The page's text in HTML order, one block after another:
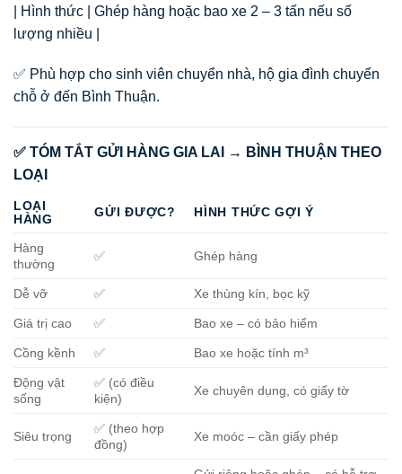
| Hình thức | Ghép hàng hoặc bao xe 2 – 3 tấn nếu số
lượng nhiều |
✅ Phù hợp cho sinh viên chuyển nhà, hộ gia đình chuyển
chỗ ở đến Bình Thuận.
✅ TÓM TẮT GỬI HÀNG GIA LAI → BÌNH THUẬN THEO
LOẠI
LOẠI
HÀNG
GỬI ĐƯỢC? HÌNH THỨC GỢI Ý
Hàng
thường
✅ Ghép hàng
Dễ vỡ ✅ Xe thùng kín, bọc kỹ
Giá trị cao ✅ Bao xe – có bảo hiểm
Cồng kềnh ✅ Bao xe hoặc tính m³
Động vật
sống
✅ (có điều
kiện)
Xe chuyên dụng, có giấy tờ
Siêu trọng
✅ (theo hợp
đồng)
Xe moóc – cần giấy phép